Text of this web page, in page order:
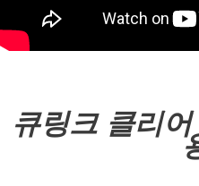
큐링크 클리